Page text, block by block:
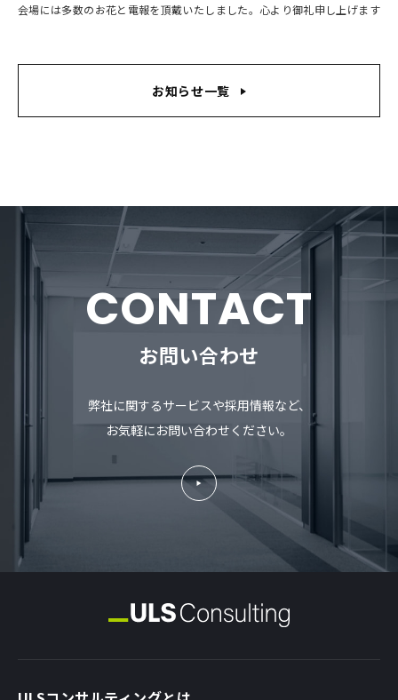
会場には多数のお花と電報を頂戴いたしました。心より御礼申し上げます
お知らせ一覧
CONTACT
お問い合わせ
弊社に関するサービスや採用情報など、
お気軽にお問い合わせください。